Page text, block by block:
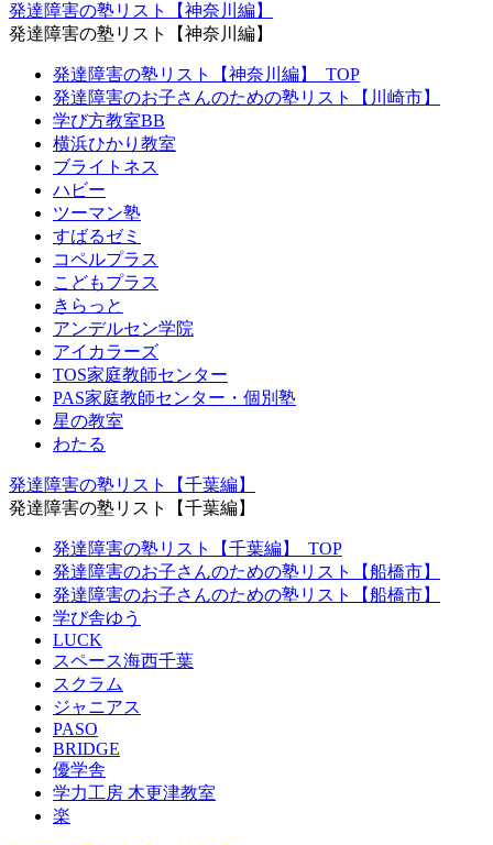
発達障害の塾リスト【神奈川編】
発達障害の塾リスト【神奈川編】
発達障害の塾リスト【神奈川編】_TOP
発達障害のお子さんのための塾リスト【川崎市】
学び方教室BB
横浜ひかり教室
ブライトネス
ハビー
ツーマン塾
すばるゼミ
コペルプラス
こどもプラス
きらっと
アンデルセン学院
アイカラーズ
TOS家庭教師センター
PAS家庭教師センター・個別塾
星の教室
わたる
発達障害の塾リスト【千葉編】
発達障害の塾リスト【千葉編】
発達障害の塾リスト【千葉編】_TOP
発達障害のお子さんのための塾リスト【船橋市】
発達障害のお子さんのための塾リスト【船橋市】
学び舎ゆう
LUCK
スペース海西千葉
スクラム
ジャニアス
PASO
BRIDGE
優学舎
学力工房 木更津教室
楽